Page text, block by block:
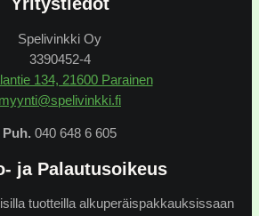
Spelivinkki Oy
3390452-4
134, 21600 Parainen
myynti@spelivinkki.fi
Puh. 040 648 6 605
ja Palautusoikeus
tuotteilla alkuperäispakkauksissaan